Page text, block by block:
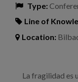
Type:
Line of
Location:
La fragilidad es